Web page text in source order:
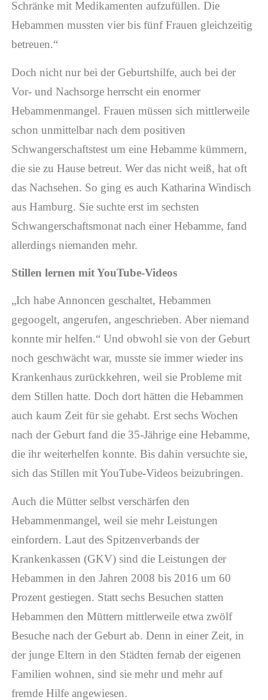
Schränke mit Medikamenten aufzufüllen. Die
Hebammen mussten vier bis fünf Frauen gleichzeitig
betreuen.“
Doch nicht nur bei der Geburtshilfe, auch bei der
Vor- und Nachsorge herrscht ein enormer
Hebammenmangel. Frauen müssen sich mittlerweile
schon unmittelbar nach dem positiven
Schwangerschaftstest um eine Hebamme kümmern,
die sie zu Hause betreut. Wer das nicht weiß, hat oft
das Nachsehen. So ging es auch Katharina Windisch
aus Hamburg. Sie suchte erst im sechsten
Schwangerschaftsmonat nach einer Hebamme, fand
allerdings niemanden mehr.
Stillen lernen mit YouTube-Videos
„Ich habe Annoncen geschaltet, Hebammen
gegoogelt, angerufen, angeschrieben. Aber niemand
konnte mir helfen.“ Und obwohl sie von der Geburt
noch geschwächt war, musste sie immer wieder ins
Krankenhaus zurückkehren, weil sie Probleme mit
dem Stillen hatte. Doch dort hätten die Hebammen
auch kaum Zeit für sie gehabt. Erst sechs Wochen
nach der Geburt fand die 35-Jährige eine Hebamme,
die ihr weiterhelfen konnte. Bis dahin versuchte sie,
sich das Stillen mit YouTube-Videos beizubringen.
Auch die Mütter selbst verschärfen den
Hebammenmangel, weil sie mehr Leistungen
einfordern. Laut des Spitzenverbands der
Krankenkassen (GKV) sind die Leistungen der
Hebammen in den Jahren 2008 bis 2016 um 60
Prozent gestiegen. Statt sechs Besuchen statten
Hebammen den Müttern mittlerweile etwa zwölf
Besuche nach der Geburt ab. Denn in einer Zeit, in
der junge Eltern in den Städten fernab der eigenen
Familien wohnen, sind sie mehr und mehr auf
fremde Hilfe angewiesen.